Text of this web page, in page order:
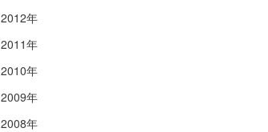
2012年
2011年
2010年
2009年
2008年